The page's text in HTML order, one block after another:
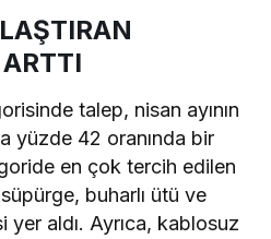
talep, nisan ayının
yüzde 42 oranında bir
en çok tercih edilen
buharlı ütü ve
yer aldı. Ayrıca, kablosuz